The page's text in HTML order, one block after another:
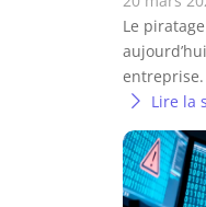
Le
entreprise.
Lire la